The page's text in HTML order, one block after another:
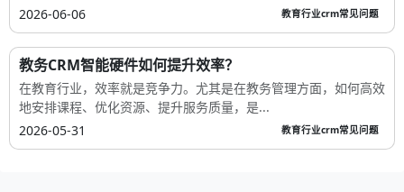
2026-06-06
教育行业crm常见问题
教务CRM智能硬件如何提升效率？
在教育行业，效率就是竞争力。尤其是在教务管理方面，如何高效
地安排课程、优化资源、提升服务质量，是...
2026-05-31
教育行业crm常见问题